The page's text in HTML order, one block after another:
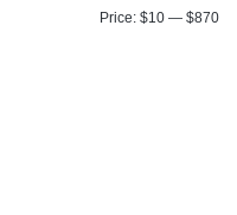
Price: $10 — $870